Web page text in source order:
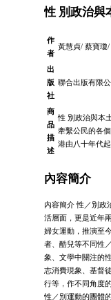
性 別政治與
作
者
黃慧貞/ 蔡寶瓊/
出
版
社
聯合出版有限公
商
品
描
述
性 別政治與本
牽繫公民的各
港由八十年代
內容簡介
內容簡介 性／別政
活層面，更是近年
婦女運動，推演至
者、酷兒等不同性
象、文學中關注的
志消費現象、基督
行等，作不同角度
性／別運動的團體